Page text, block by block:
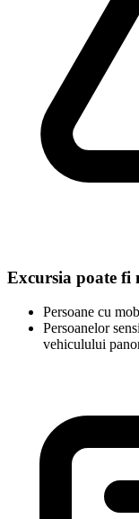
Excursia poate fi
Persoane cu
Persoanelor
vehiculului